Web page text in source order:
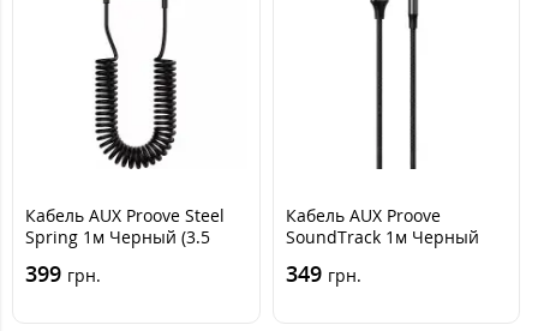
Кабель AUX Proove Steel
Spring 1м Черный (3.5
399 грн.
Кабель AUX Proove
SoundTrack 1м Черный
349 грн.